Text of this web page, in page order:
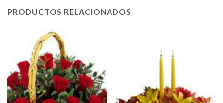
PRODUCTOS RELACIONADOS